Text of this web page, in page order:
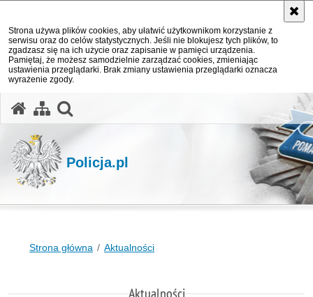
Strona używa plików cookies, aby ułatwić użytkownikom korzystanie z
serwisu oraz do celów statystycznych. Jeśli nie blokujesz tych plików, to
zgadzasz się na ich użycie oraz zapisanie w pamięci urządzenia.
Pamiętaj, że możesz samodzielnie zarządzać cookies, zmieniając
ustawienia przeglądarki. Brak zmiany ustawienia przeglądarki oznacza
wyrażenie zgody.
Policja.pl
Strona główna Aktualności
Aktualności